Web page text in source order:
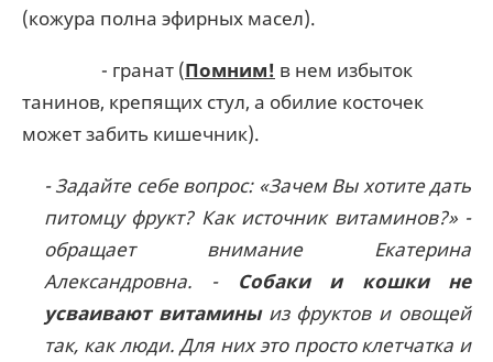
(кожура полна эфирных масел).
- гранат (Помним! в нем избыток
танинов, крепящих стул, а обилие косточек
может забить кишечник).
- Задайте себе вопрос: «Зачем Вы хотите дать
питомцу фрукт? Как источник витаминов?» -
обращает внимание Екатерина
Александровна. - Собаки и кошки не
усваивают витаминыиз фруктов и овощей
так, как люди. Для них это просто клетчатка и